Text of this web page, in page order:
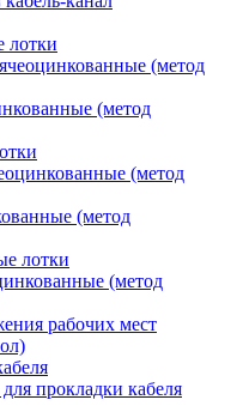
лотки
(метод
(метод
(метод
(метод
лотки
(метод
рабочих мест
прокладки кабеля